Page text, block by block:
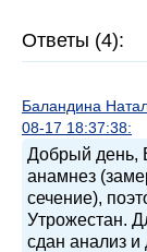
Ответы (4):
Баландина
08-17 18:37:38:
Добрый день,
анамнез
сечение),
Утрожестан.
сдан анализ